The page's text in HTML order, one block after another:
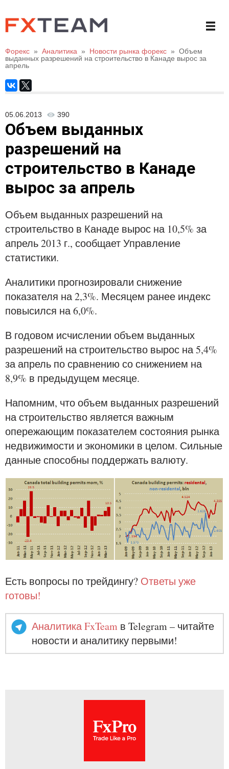
Форекс » Аналитика » Новости рынка форекс » Объем
выданных разрешений на строительство в Канаде вырос за
апрель
05.06.2013 390
Объем выданных
разрешений на
строительство в Канаде
вырос за апрель
Объем выданных разрешений на
строительство в Канаде вырос на 10,5% за
апрель 2013 г., сообщает Управление
статистики.
Аналитики прогнозировали снижение
показателя на 2,3%. Месяцем ранее индекс
повысился на 6,0%.
В годовом исчислении объем выданных
разрешений на строительство вырос на 5,4%
за апрель по сравнению со снижением на
8,9% в предыдущем месяце.
Напомним, что объем выданных разрешений
на строительство является важным
опережающим показателем состояния рынка
недвижимости и экономики в целом. Сильные
данные способны поддержать валюту.
Есть вопросы по трейдингу? Ответы уже
готовы!
Аналитика FxTeam в Telegram – читайте
новости и аналитику первыми!